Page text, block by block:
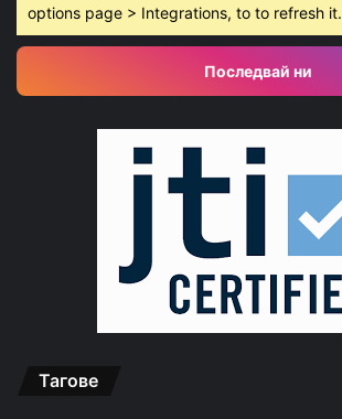
options page > Integrations, to to refresh it.
Последвай ни
Тагове